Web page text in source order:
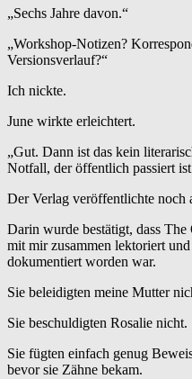
„Sechs Jahre davon.“
„Workshop-Notizen?
Versionsverlauf?“
Ich nickte.
June wirkte erleichtert.
„Gut. Dann ist das kein
Notfall, der öffentlich passiert
Der Verlag veröffentlichte noch
Darin wurde bestätigt, dass
mit mir zusammen lektoriert
dokumentiert worden war.
Sie beleidigten meine Mutter
Sie beschuldigten Rosalie nicht.
Sie fügten einfach genug
bevor sie Zähne bekam.